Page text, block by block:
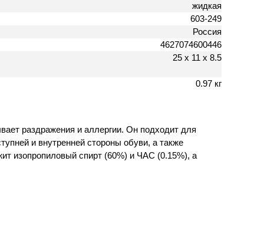
жидкая
603-249
Россия
4627074600446
25 х 11 х 8.5
0.97 кг
раздражения и аллергии. Он подходит для
и внутренней стороны обуви, а также
изопропиловый спирт (60%) и ЧАС (0.15%), а